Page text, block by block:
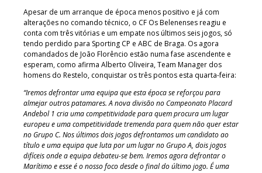
Apesar de um arranque de época menos positivo e já com
alterações no comando técnico, o CF Os Belenenses reagiu e
conta com três vitórias e um empate nos últimos seis jogos, só
tendo perdido para Sporting CP e ABC de Braga. Os agora
comandados de João Florêncio estão numa fase ascendente e
esperam, como afirma Alberto Oliveira, Team Manager dos
homens do Restelo, conquistar os três pontos esta quarta-feira:
“Iremos defrontar uma equipa que esta época se reforçou para
almejar outros patamares. A nova divisão no Campeonato Placard
Andebol 1 cria uma competitividade para quem procura um lugar
europeu e uma competitividade tremenda para quem não quer estar
no Grupo C. Nos últimos dois jogos defrontamos um candidato ao
título e uma equipa que luta por um lugar no Grupo A, dois jogos
difíceis onde a equipa debateu-se bem. Iremos agora defrontar o
Marítimo e esse é o nosso foco desde o final do último jogo. É uma